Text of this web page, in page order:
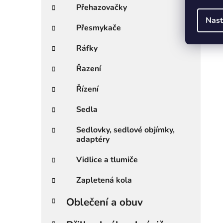
Přehazovačky
Přesmykače
Ráfky
Řazení
Řízení
Sedla
Sedlovky, sedlové objímky,
adaptéry
Vidlice a tlumiče
Zapletená kola
Oblečení a obuv